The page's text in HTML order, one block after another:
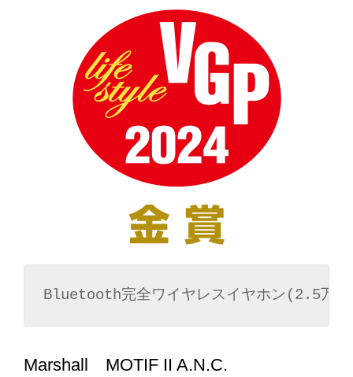
Bluetooth完全ワイヤレスイヤホン(2.5万円
Marshall MOTIF II A.N.C.